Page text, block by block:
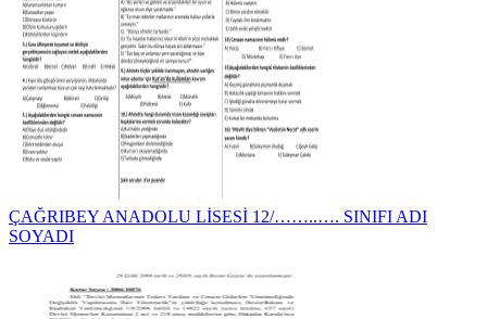
ÇAĞRIBEY ANADOLU LİSESİ 12/……..…. SINIFI ADI
SOYADI